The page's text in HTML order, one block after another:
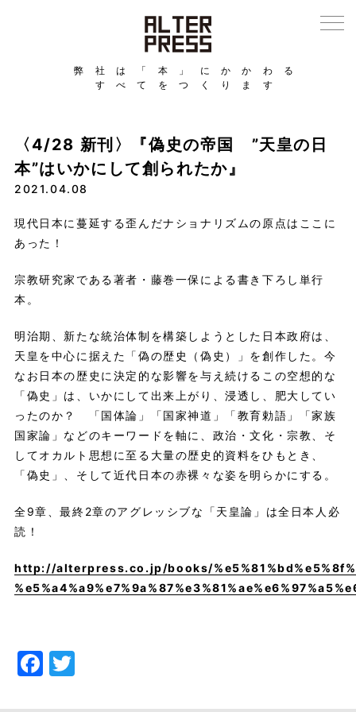
弊社は「本」にかかわる
すべてをつくります
〈4/28 新刊〉『偽史の帝国 ”天皇の日
本”はいかにして創られたか』
2021.04.08
現代日本に蔓延する歪んだナショナリズムの原点はここに
あった！
宗教研究家である著者・藤巻一保による書き下ろし単行
本。
明治期、新たな統治体制を構築しようとした日本政府は、
天皇を中心に据えた「偽の歴史（偽史）」を創作した。今
なお日本の歴史に決定的な影響を与え続けるこの空想的な
「偽史」は、いかにして出来上がり、浸透し、肥大してい
ったのか？ 「国体論」「国家神道」「教育勅語」「家族
国家論」などのキーワードを軸に、政治・文化・宗教、そ
してオカルト思想に至る大量の歴史的資料をひもとき、
「偽史」、そして近代日本の赤裸々な姿を明らかにする。
全9章、最終2章のアグレッシブな「天皇論」は全日本人必
読！
http://alterpress.co.jp/books/
Facebook
Twitter